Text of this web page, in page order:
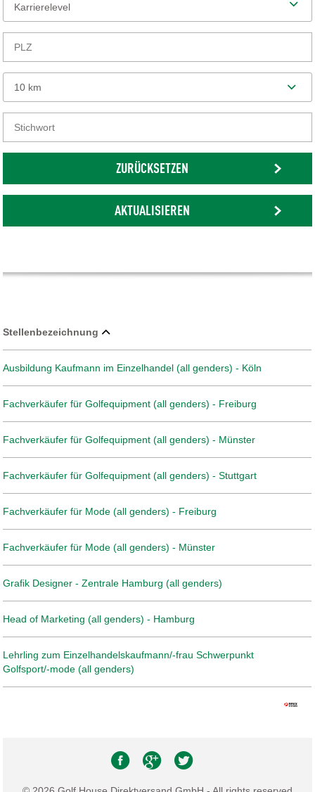
Karrierelevel
10 km
ZURÜCKSETZEN
AKTUALISIEREN
Stellenbezeichnung
Ausbildung Kaufmann im Einzelhandel (all genders) - Köln
Fachverkäufer für Golfequipment (all genders) - Freiburg
Fachverkäufer für Golfequipment (all genders) - Münster
Fachverkäufer für Golfequipment (all genders) - Stuttgart
Fachverkäufer für Mode (all genders) - Freiburg
Fachverkäufer für Mode (all genders) - Münster
Grafik Designer - Zentrale Hamburg (all genders)
Head of Marketing (all genders) - Hamburg
Lehrling zum Einzelhandelskaufmann/-frau Schwerpunkt
Golfsport/-mode (all genders)